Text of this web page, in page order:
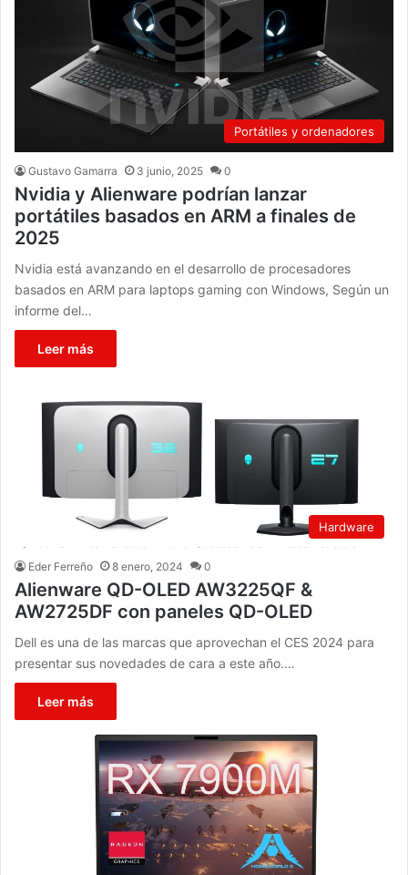
Portátiles y ordenadores
Gustavo Gamarra 3 junio, 2025 0
Nvidia y Alienware podrían lanzar
portátiles basados en ARM a finales de
2025
Nvidia está avanzando en el desarrollo de procesadores
basados en ARM para laptops gaming con Windows, Según un
informe del…
Leer más
Hardware
Eder Ferreño 8 enero, 2024 0
Alienware QD-OLED AW3225QF &
AW2725DF con paneles QD-OLED
Dell es una de las marcas que aprovechan el CES 2024 para
presentar sus novedades de cara a este año.…
Leer más